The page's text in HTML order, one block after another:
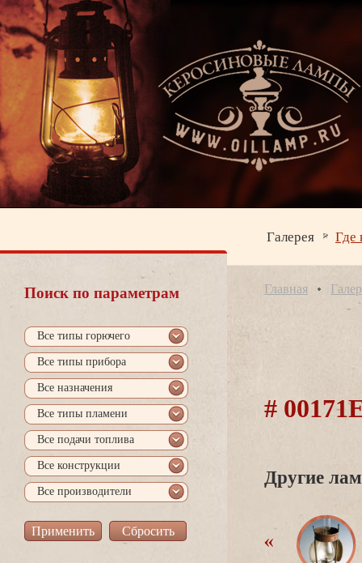
Галерея Где
Поиск по параметрам
се типы горючего
се типы прибора
се назначения
се типы пламени
се подачи топлива
се конструкции
се производители
Главная
#
Другие